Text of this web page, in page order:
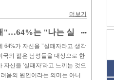
더보기
...
"…64%는 "나는 실
64%가 자신을 "실패자라고 생각
의 젊은 남성들을 대상으로 한
자신을 '실패자'라고 느끼는 것으
움의 원인이라는 의미는 아니